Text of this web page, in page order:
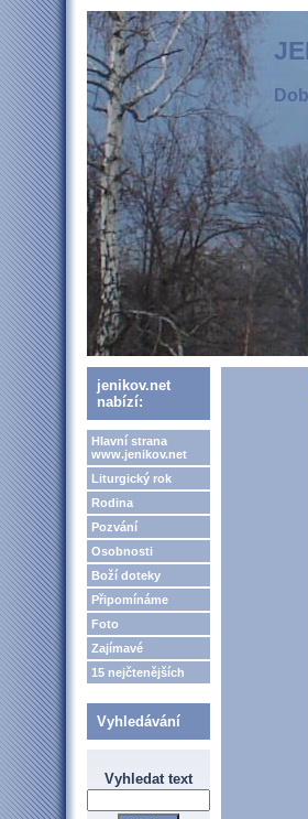
jenikov.net
nabízí:
Hlavní strana
www.jenikov.net
Liturgický rok
Rodina
Pozvání
Osobnosti
Boží doteky
Připomínáme
Foto
Zajímavé
15 nejčtenějších
Vyhledávání
Vyhledat text